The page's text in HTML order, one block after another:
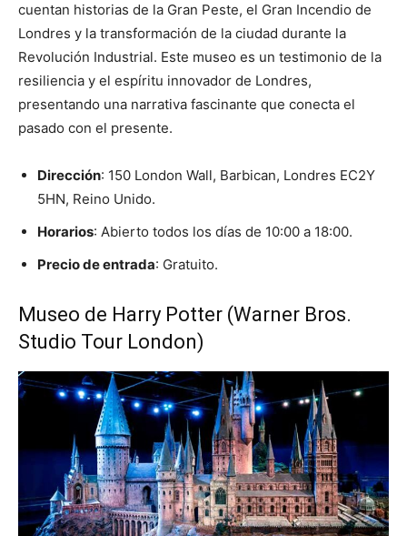
cuentan historias de la Gran Peste, el Gran Incendio de
Londres y la transformación de la ciudad durante la
Revolución Industrial. Este museo es un testimonio de la
resiliencia y el espíritu innovador de Londres,
presentando una narrativa fascinante que conecta el
pasado con el presente.
Dirección: 150 London Wall, Barbican, Londres EC2Y
5HN, Reino Unido.
Horarios: Abierto todos los días de 10:00 a 18:00.
Precio de entrada: Gratuito.
Museo de Harry Potter (Warner Bros.
Studio Tour London)